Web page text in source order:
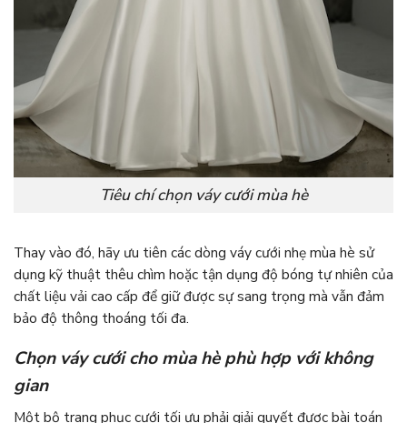
Tiêu chí chọn váy cưới mùa hè
Thay vào đó, hãy ưu tiên các dòng váy cưới nhẹ mùa hè sử
dụng kỹ thuật thêu chìm hoặc tận dụng độ bóng tự nhiên của
chất liệu vải cao cấp để giữ được sự sang trọng mà vẫn đảm
bảo độ thông thoáng tối đa.
Chọn váy cưới cho mùa hè phù hợp với không
gian
Một bộ trang phục cưới tối ưu phải giải quyết được bài toán